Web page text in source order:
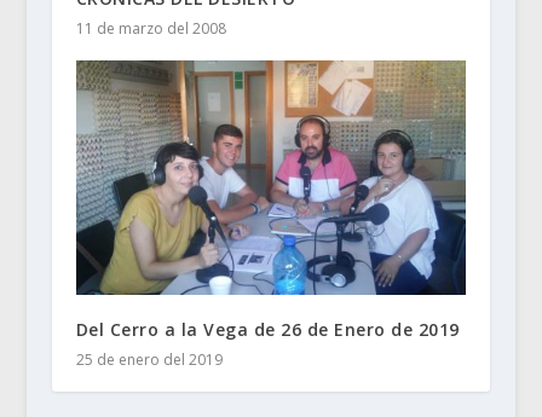
11 de marzo del 2008
Del Cerro a la Vega de 26 de Enero de 2019
25 de enero del 2019